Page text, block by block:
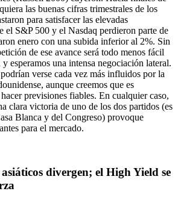
las buenas cifras trimestrales de los
para satisfacer las elevadas
el S&P 500 y el Nasdaq perdieron parte de
enero con una subida inferior al 2%. Sin
de ese avance será todo menos fácil
esperamos una intensa negociación lateral.
verse cada vez más influidos por la
aunque creemos que es
previsiones fiables. En cualquier caso,
clara victoria de uno de los dos partidos (es
Blanca y del Congreso) provoque
para el mercado.
divergen; el High Yield se